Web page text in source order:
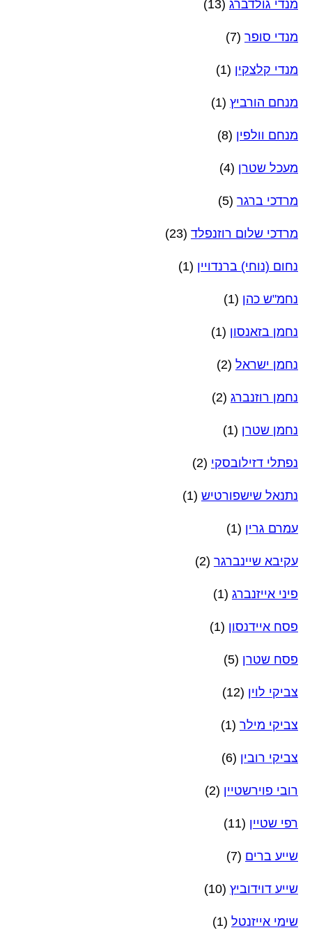
מנדי גולדברג (13)
מנדי סופר (7)
מנדי קלצקין (1)
מנחם הורביץ (1)
מנחם וולפין (8)
מעכל שטרן (4)
מרדכי ברגר (5)
מרדכי שלום רוזנפלד (23)
נחום (נוחי) ברנדויין (1)
נחמ"ש כהן (1)
נחמן בזאנסון (1)
נחמן ישראל (2)
נחמן רוזנברג (2)
נחמן שטרן (1)
נפתלי דזילובסקי (2)
נתנאל שישפורטיש (1)
עמרם גרין (1)
עקיבא שיינברגר (2)
פיני אייזנברג (1)
פסח איידנסון (1)
פסח שטרן (5)
צביקי לוין (12)
צביקי מילר (1)
צביקי רובין (6)
רובי פוירשטיין (2)
רפי שטיין (11)
שייע ברים (7)
שייע דוידוביץ (10)
שימי אייזנטל (1)